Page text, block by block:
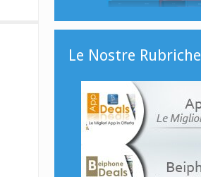
Le Nostre Rubriche